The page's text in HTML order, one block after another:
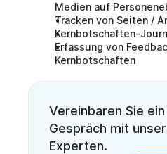
Medien auf
Tracken von Seiten /
Kernbotschaften-
Erfassung von
Kernbotschaften
Vereinbaren Sie
Gespräch mit
Experten.